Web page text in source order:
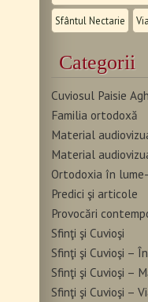
Sfântul Nectarie
Categorii
Cuviosul Paisie
Familia ortodoxă
Material
Material
Ortodoxia în
Predici şi articole
Provocări
Sfinţi şi Cuvioşi
Sfinţi şi Cuvioşi –
Sfinţi şi Cuvioşi –
Sfinţi şi Cuvioşi –